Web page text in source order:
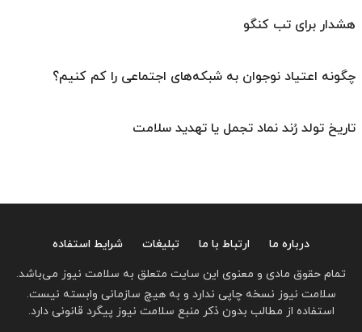
هشدار برای تب کنگو
چگونه اعتیاد نوجوان به شبکه‌های اجتماعی را کم کنیم؟
تاریخ‌ تولد رُند نماد تجمل یا تهدید سلامت
درباره ما ارتباط با ما تبلیغات
شرایط استفاده
تمام حقوق مادی و معنوی این سایت متعلق به سلامت نیوز می‌باشد.
سلامت نیوز نسخه چاپی ندارد و به هیچ سازمانی وابسته نیست.
استفاده از مطالب بدون ذکر منبع سلامت نیوز پیگرد قانونی دارد.